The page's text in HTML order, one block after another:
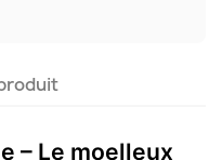
– Le moelleux